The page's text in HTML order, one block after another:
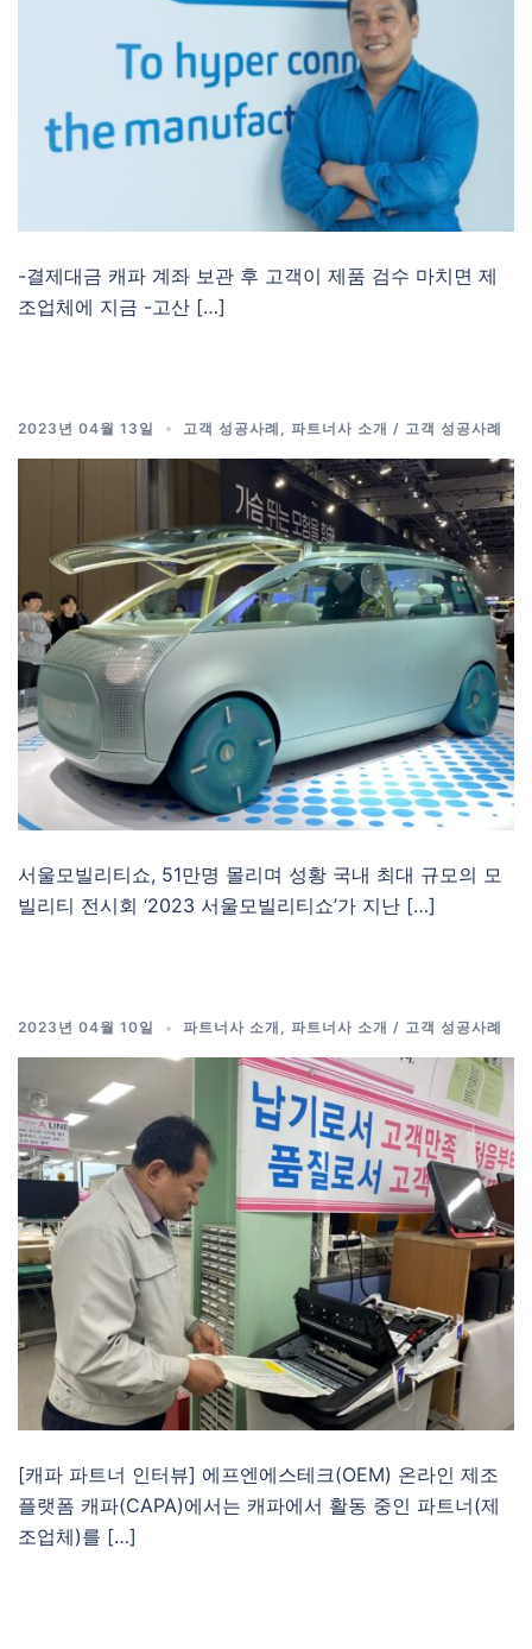
-결제대금 캐파 계좌 보관 후 고객이 제품 검수 마치면 제
조업체에 지금 -고산 […]
2023년 04월 13일 고객 성공사례 파트너사 소개 / 고객 성공사례
서울모빌리티쇼, 51만명 몰리며 성황 국내 최대 규모의 모
빌리티 전시회 ‘2023 서울모빌리티쇼’가 지난 […]
2023년 04월 10일 파트너사 소개 , 파트너사 소개 / 고객 성공사례
[캐파 파트너 인터뷰] 에프엔에스테크(OEM) 온라인 제조
플랫폼 캐파(CAPA)에서는 캐파에서 활동 중인 파트너(제
조업체)를 […]